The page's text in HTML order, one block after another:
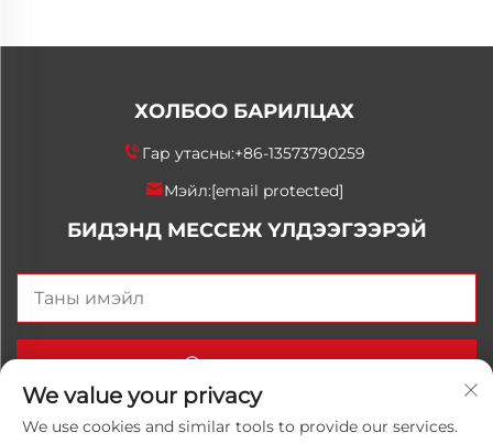
ХОЛБОО БАРИЛЦАХ
Гар утасны:+86-13573790259
Мэйл:[email protected]
БИДЭНД МЕССЕЖ ҮЛДЭЭГЭЭРЭЙ
Одоо илгээх
We value your privacy
We use cookies and similar tools to provide our services.